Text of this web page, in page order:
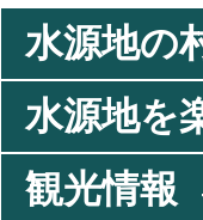
水源地の
水源地を
観光情報